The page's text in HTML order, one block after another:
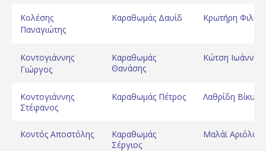
Κολέσης
Παναγιώτης
Καραθωμάς Δαυίδ Κρωτήρη
Κοντογιάννης
Γιώργος
Καραθωμάς
Θανάσης
Κώτση Ιωάννα
Κοντογιάννης
Στέφανος
Καραθωμάς Πέτρος Λαθρίδη Βίκυ
Κοντός Αποστόλης
Καραθωμάς
Σέργιος
Μαλάϊ Αριόλα